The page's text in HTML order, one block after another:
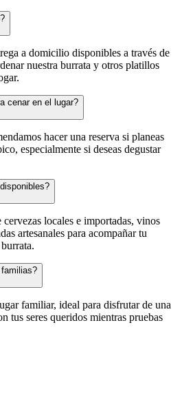
a domicilio disponibles a través de
nuestra burrata y otros platillos
cenar en el lugar?
hacer una reserva si planeas
especialmente si deseas degustar
locales e importadas, vinos
artesanales para acompañar tu
familiar, ideal para disfrutar de una
tus seres queridos mientras pruebas